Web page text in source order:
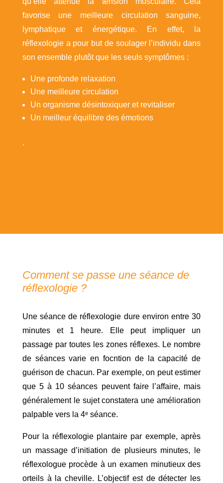
favorise une meilleure circulation sanguine,
lymphatique et énergétique. En effet, la
réflexologie a pour but de soulager l’individu dans
son ensemble plutôt que les seuls symptômes :
Une profonde relaxation
Une meilleure circulation
Un organisme désintoxiquer et revitaliser
Un meilleur équilibre des émotions
.
Comment se passe une séance de
réflexologie ?
Une séance de réflexologie dure environ entre 30
minutes et 1 heure. Elle peut impliquer un
passage par toutes les zones réflexes. Le nombre
de séances varie en focntion de la capacité de
guérison de chacun. Par exemple, on peut estimer
que 5 à 10 séances peuvent faire l’affaire, mais
généralement le sujet constatera une amélioration
palpable vers la 4ᵉ séance.
Pour la réflexologie plantaire par exemple, après
un massage d’initiation de plusieurs minutes, le
réflexologue procède à un examen minutieux des
orteils à la cheville. L’objectif est de détecter les